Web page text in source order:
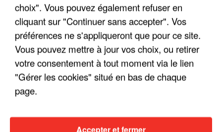
"ON A TOUS LE TRAC"
"ON N'EST PAS DES PARENTS
PARFAITS"
choix". Vous pouvez également refuser en
cliquant sur "Continuer sans accepter". Vos
préférences ne s'appliqueront que pour ce site.
Vous pouvez mettre à jour vos choix, ou retirer
votre consentement à tout moment via le lien
"Gérer les cookies" situé en bas de chaque
page.
Accepter et fermer